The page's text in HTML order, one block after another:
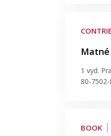
1 vyd.
80-
BOOK